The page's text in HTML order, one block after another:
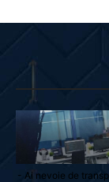
- Ai nevoie de